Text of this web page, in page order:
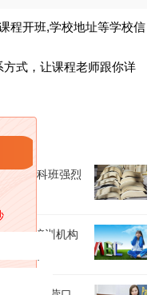
程开班,学校地址等学校信
式，让课程老师跟你详
造师全科班强烈
)
训营培训机构
好呢)